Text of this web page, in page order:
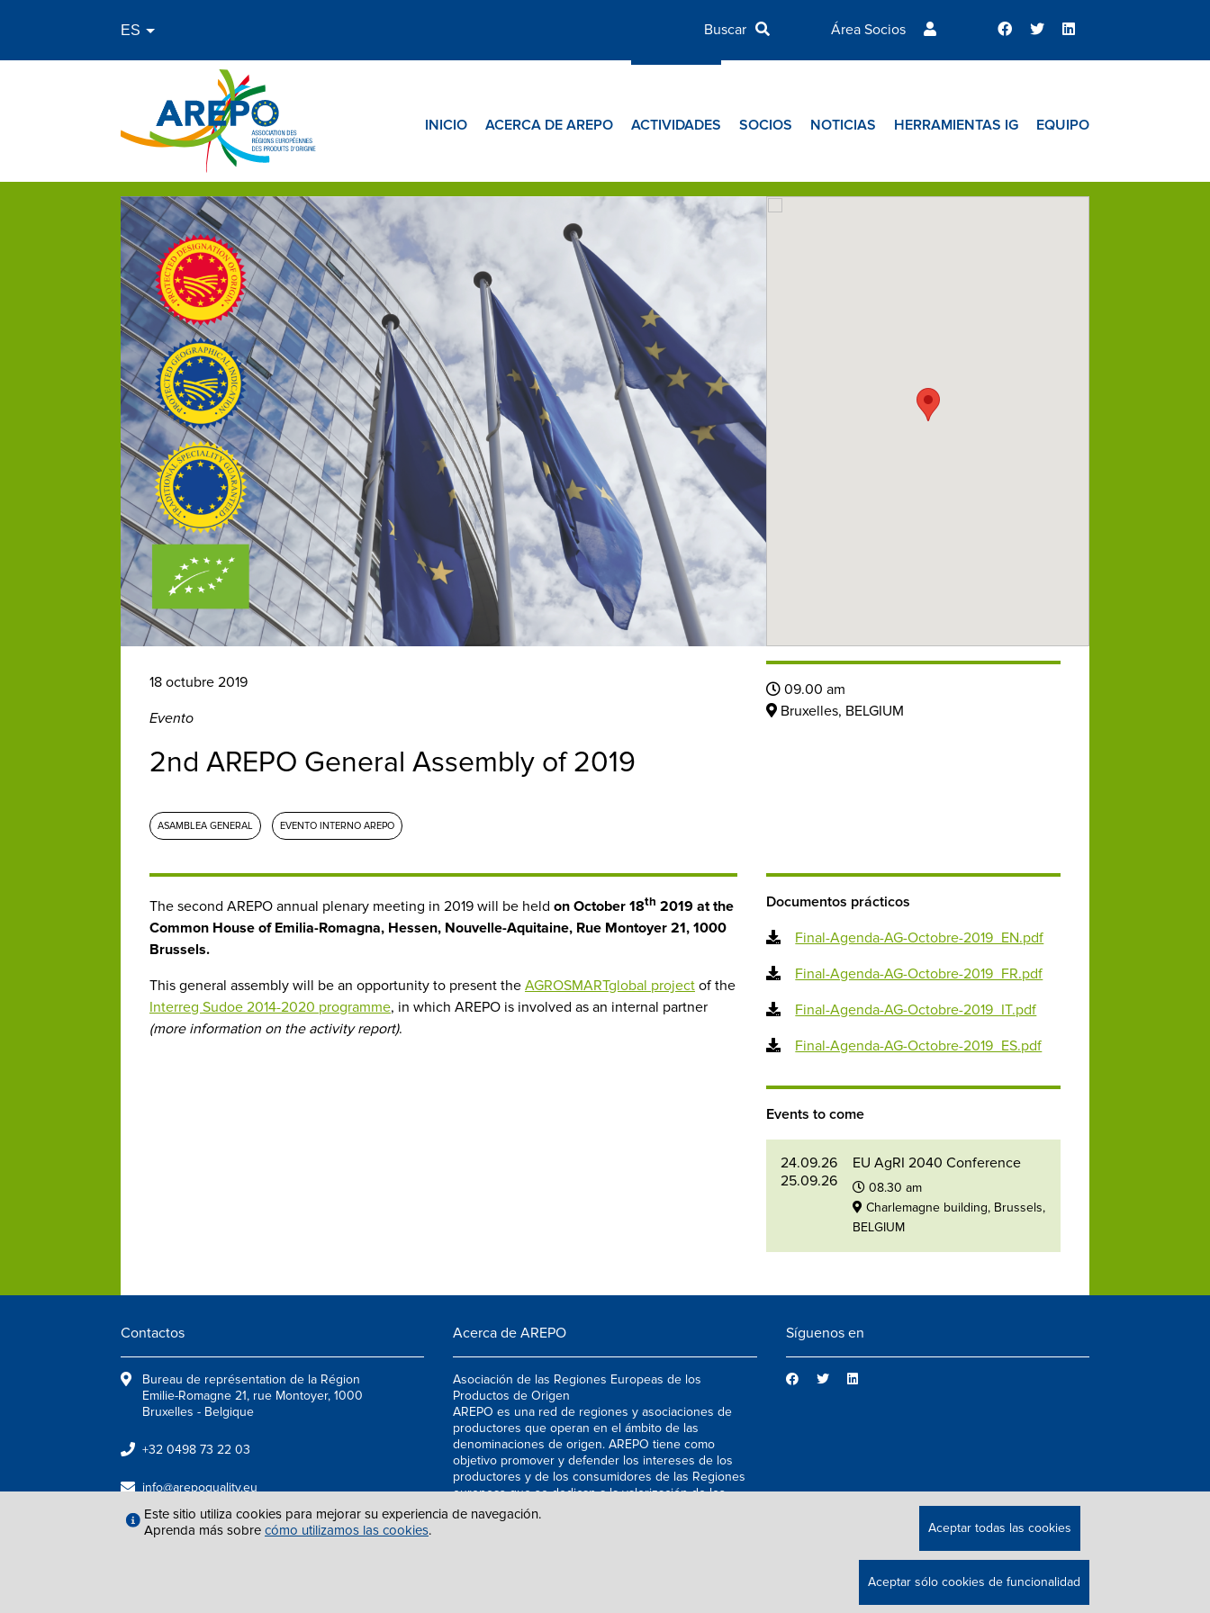
Área Socios
INICIO ACERCA DE AREPO ACTIVIDADES SOCIOS NOTICIAS HERRAMIENTAS IG EQUIPO
18 octubre 2019
Evento
2nd AREPO General Assembly of 2019
ASAMBLEA GENERAL EVENTO INTERNO AREPO
09.00 am
Bruxelles, BELGIUM
The second AREPO annual plenary meeting in 2019 will be held on October 18th 2019 at the
Common House of Emilia-Romagna, Hessen, Nouvelle-Aquitaine, Rue Montoyer 21, 1000
Brussels.
This general assembly will be an opportunity to present the AGROSMARTglobal project of the
Interreg Sudoe 2014-2020 programme, in which AREPO is involved as an internal partner
(more information on the activity report).
Documentos prácticos
Final-Agenda-AG-Octobre-2019_EN.pdf
Final-Agenda-AG-Octobre-2019_FR.pdf
Final-Agenda-AG-Octobre-2019_IT.pdf
Final-Agenda-AG-Octobre-2019_ES.pdf
Events to come
24.09.26
25.09.26
EU AgRI 2040 Conference
08.30 am
Charlemagne building, Brussels,
BELGIUM
Contactos
Bureau de représentation de la Région
Emilie-Romagne 21, rue Montoyer, 1000
Bruxelles - Belgique
+32 0498 73 22 03
info@arepoquality.eu
Acerca de AREPO
Asociación de las Regiones Europeas de los
Productos de Origen
AREPO es una red de regiones y asociaciones de
productores que operan en el ámbito de las
denominaciones de origen. AREPO tiene como
objetivo promover y defender los intereses de los
productores y de los consumidores de las Regiones
europeas que se dedican a la valorización de los
productos agroalimentarios de calidad.
Síguenos en
| © COPYRIGHT 2021 — 2026 AREPO | ALL RIGHTS RESERVED.
Este sitio utiliza cookies para mejorar su experiencia de navegación.
Aprenda más sobre cómo utilizamos las cookies. Aceptar todas las cookies
Aceptar sólo cookies de funcionalidad